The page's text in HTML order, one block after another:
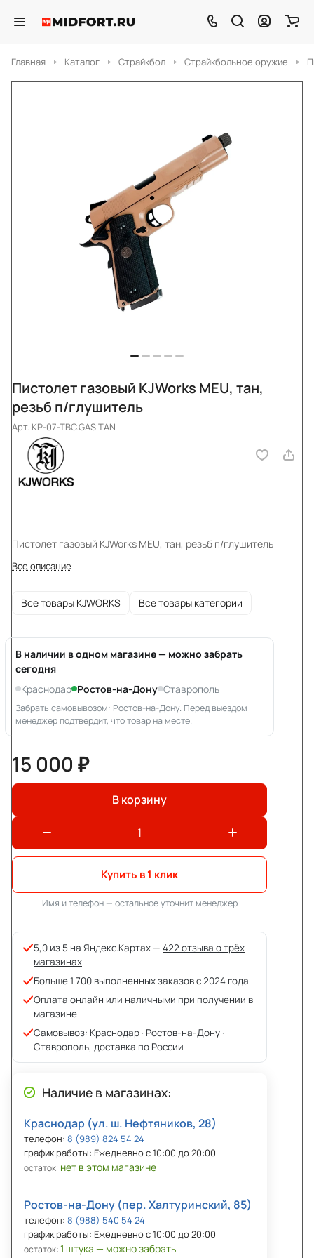
Главная Каталог Страйкбол Страйкбольное оружие
Пистолет газовый KJWorks MEU, тан,
резьб п/глушитель
Арт. KP-07-TBC.GAS TAN
Пистолет газовый KJWorks MEU, тан, резьб п/глушитель
Все описание
Все товары KJWORKS Все товары категории
В наличии в одном магазине — можно забрать
сегодня
Краснодар Ростов-на-Дону Ставрополь
Забрать самовывозом: Ростов-на-Дону. Перед выездом
менеджер подтвердит, что товар на месте.
15 000 ₽
В корзину
Купить в 1 клик
Имя и телефон — остальное уточнит менеджер
5,0 из 5 на Яндекс.Картах — 422 отзыва о трёх
магазинах
Больше 1 700 выполненных заказов с 2024 года
Оплата онлайн или наличными при получении в
магазине
Самовывоз: Краснодар · Ростов-на-Дону ·
Ставрополь, доставка по России
Наличие в магазинах:
Краснодар (ул. ш. Нефтяников, 28)
телефон: 8 (989) 824 54 24
график работы: Ежедневно с 10:00 до 20:00
остаток: нет в этом магазине
Ростов-на-Дону (пер. Халтуринский, 85)
телефон: 8 (988) 540 54 24
график работы: Ежедневно с 10:00 до 20:00
остаток:1 штука — можно забрать